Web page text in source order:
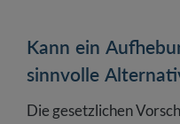
Kann ein
sinnvolle
Die gesetzlichen